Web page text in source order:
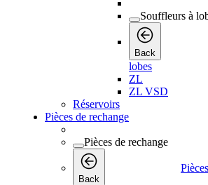
Souffleurs à
Back
lobes
ZL
ZL VSD
Réservoirs
Pièces de rechange
Pièces de rechange
Back